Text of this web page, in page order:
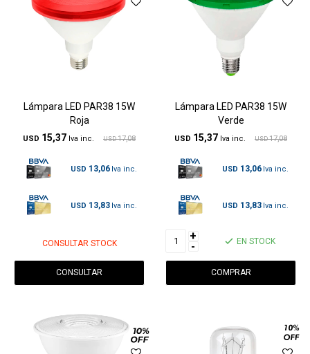
Lámpara LED PAR38 15W
Roja
USD 15,37 USD 17,08
USD 13,06
USD 13,83
CONSULTAR STOCK
CONSULTAR
Lámpara LED PAR38 15W
Verde
USD 15,37 USD 17,08
USD 13,06
USD 13,83
+
- EN STOCK